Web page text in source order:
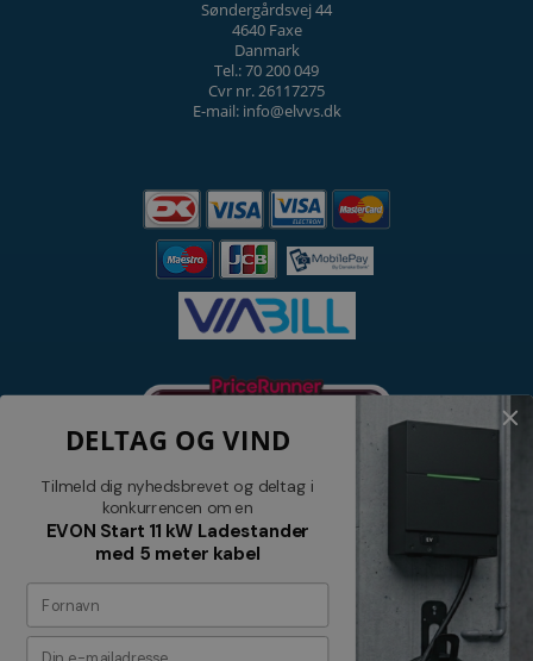
Søndergårdsvej 44
4640 Faxe
Danmark
Tel.: 70 200 049
Cvr nr. 26117275
E-mail: info@elvvs.dk
Nyhedsbrev
Tilmeld dig vores nyhedsbrev og
DELTAG OG VIND
Tilmeld dig nyhedsbrevet og deltag i
konkurrencen om en
EVON Start 11 kW Ladestander
med 5 meter kabel